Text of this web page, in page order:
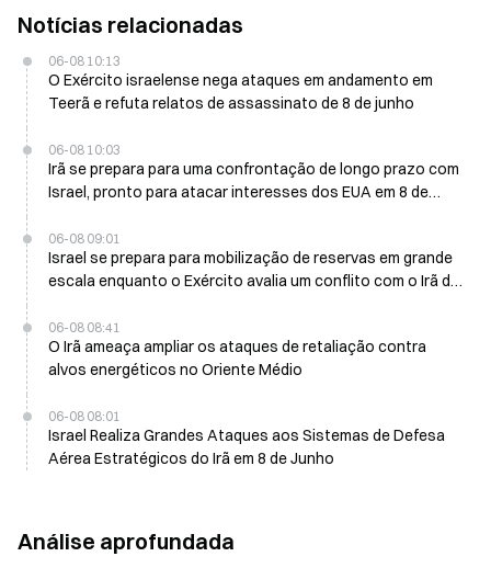
Notícias relacionadas
06-08 10:13
O Exército israelense nega ataques em andamento em
Teerã e refuta relatos de assassinato de 8 de junho
06-08 10:03
Irã se prepara para uma confrontação de longo prazo com
Israel, pronto para atacar interesses dos EUA em 8 de
06-08 09:01
Israel se prepara para mobilização de reservas em grande
escala enquanto o Exército avalia um conflito com o Irã de
06-08 08:41
O Irã ameaça ampliar os ataques de retaliação contra
alvos energéticos no Oriente Médio
06-08 08:01
Israel Realiza Grandes Ataques aos Sistemas de Defesa
Aérea Estratégicos do Irã em 8 de Junho
Análise aprofundada